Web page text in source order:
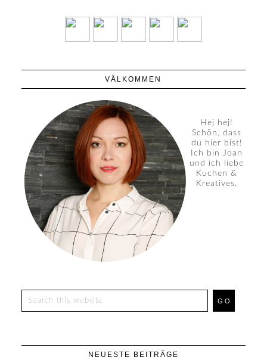
VÄLKOMMEN
Hej hej!
Schön, dass
du hier bist!
Ich bin Joan
und ich liebe
Kuchen &
Kreatives.
NEUESTE BEITRÄGE